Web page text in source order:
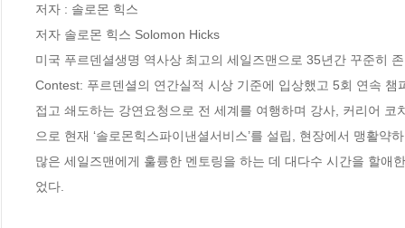
저자 : 솔로몬 힉스
저자 솔로몬 힉스 Solomon Hicks
미국 푸르덴셜생명 역사상 최고의 세일즈맨으로 35년간 꾸준히
Contest: 푸르덴셜의 연간실적 시상 기준에 입상했고 5회 연속
접고 쇄도하는 강연요청으로 전 세계를 여행하며 강사, 커리어
으로 현재 ‘솔로몬힉스파이낸셜서비스’를 설립, 현장에서 맹활
많은 세일즈맨에게 훌륭한 멘토링을 하는 데 대다수 시간을 할애
었다.